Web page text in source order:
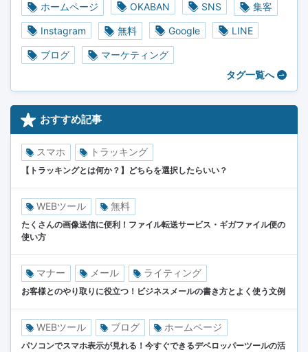
ホームページ OKABAN SNS 集客
Instagram 無料 Google LINE
ブログ
マーケティング
タグ一覧へ
おすすめ記事
スマホ トラッキング
【トラッキングとは何か？】どちらを選択したらいい？
WEBツール 無料
たくさんの画像送信に便利！ファイル転送サービス・ギガファイル便の
使い方
マナー メール ライティング
お客様とのやり取りに役立つ！ビジネスメールの書き方とよく使う文例
WEBツール ブログ ホームページ
パソコンでスマホ表示が見れる！今すぐできるデベロッパーツールの活